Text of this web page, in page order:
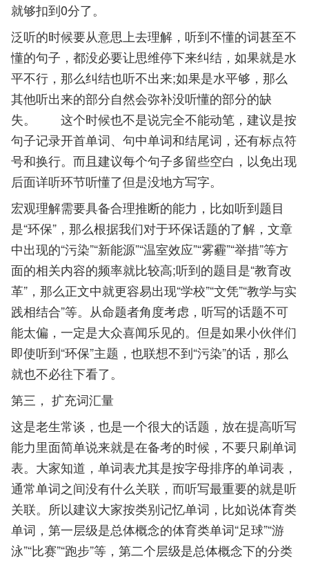
就够扣到0分了。
泛听的时候要从意思上去理解，听到不懂的词甚至不
懂的句子，都没必要让思维停下来纠结，如果就是水
平不行，那么纠结也听不出来;如果是水平够，那么
其他听出来的部分自然会弥补没听懂的部分的缺
失。 这个时候也不是说完全不能动笔，建议是按
句子记录开首单词、句中单词和结尾词，还有标点符
号和换行。而且建议每个句子多留些空白，以免出现
后面详听环节听懂了但是没地方写字。
宏观理解需要具备合理推断的能力，比如听到题目
是“环保”，那么根据我们对于环保话题的了解，文章
中出现的“污染”“新能源”“温室效应”“雾霾”“举措”等方
面的相关内容的频率就比较高;听到的题目是“教育改
革”，那么正文中就更容易出现“学校”“文凭”“教学与实
践相结合”等。从命题者角度考虑，听写的话题不可
能太偏，一定是大众喜闻乐见的。但是如果小伙伴们
即使听到“环保”主题，也联想不到“污染”的话，那么
就也不必往下看了。
第三， 扩充词汇量
这是老生常谈，也是一个很大的话题，放在提高听写
能力里面简单说来就是在备考的时候，不要只刷单词
表。大家知道，单词表尤其是按字母排序的单词表，
通常单词之间没有什么关联，而听写最重要的就是听
关联。所以建议大家按类别记忆单词，比如说体育类
单词，第一层级是总体概念的体育类单词“足球”“游
泳”“比赛”“跑步”等，第二个层级是总体概念下的分类